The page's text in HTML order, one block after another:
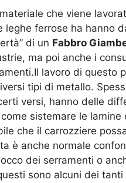
che viene
leghe ferrose ha hanno
di un Fabbro
ma poi anche i
lavoro di questo
tipi di metallo.
versi, hanno delle
sistemare le
che il carrozziere
è anche normale
dei serramenti o
sono alcuni dei